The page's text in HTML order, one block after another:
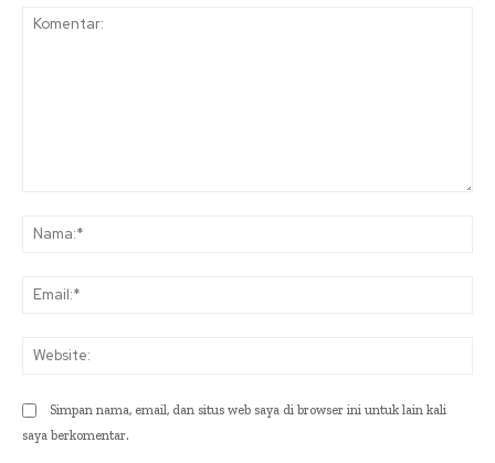
Simpan nama, email, dan situs web saya di browser ini untuk lain kali
saya berkomentar.